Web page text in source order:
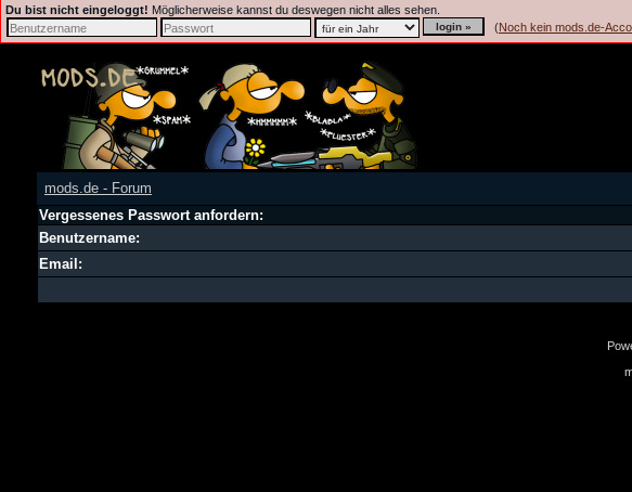
Du bist nicht eingeloggt! Möglicherweise kannst du deswegen nicht alles sehen.
(Noch kein mods.de-
mods.de - Forum
Vergessenes Passwort anfordern:
Benutzername:
Email: